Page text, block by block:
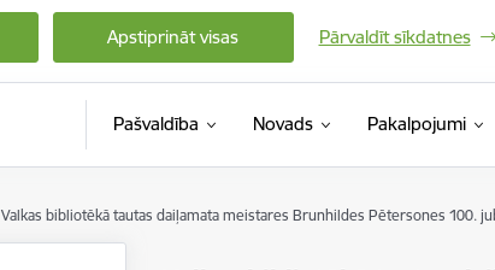
Apstiprināt visas Pārvaldīt sīkdatnes
Pašvaldība Novads Pakalpojumi
Valkas bibliotēkā tautas daiļamata meistares Brunhildes Pētersones 100.